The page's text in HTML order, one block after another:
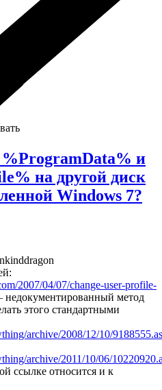
%ProgramData% и
на другой диск
Windows 7?
2007/04/07/change-user-profile-
метод
этого стандартными
archive/2008/12/10/
archive/2011/10/06/
ссылке относится и к